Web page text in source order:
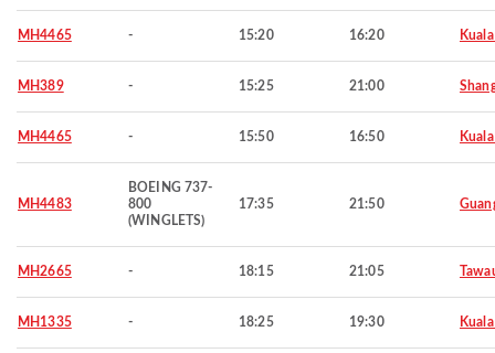
MH4465 - 15:20 16:20
MH389 - 15:25 21:00
MH4465 - 15:50 16:50
MH4483
BOEING 737-
800
(WINGLETS)
17:35 21:50
MH2665 - 18:15 21:05
MH1335 - 18:25 19:30